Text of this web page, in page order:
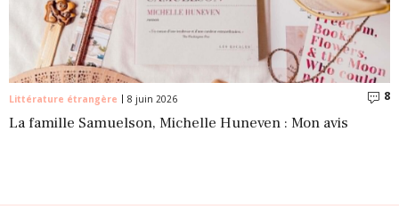
Littérature étrangère 8 juin 2026 8
La famille Samuelson, Michelle Huneven : Mon avis